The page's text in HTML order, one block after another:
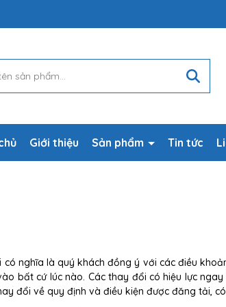
Giới thiệu Sản phẩm Tin tức
nghĩa là quý khách đồng ý với các điều
bất cứ lúc nào. Các thay đổi có hiệu lực
đổi về quy định và điều kiện được đăng tải,